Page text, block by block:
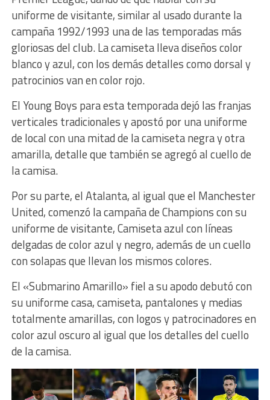
uniforme de visitante, similar al usado durante la
campaña 1992/1993 una de las temporadas más
gloriosas del club. La camiseta lleva diseños color
blanco y azul, con los demás detalles como dorsal y
patrocinios van en color rojo.
El Young Boys para esta temporada dejó las franjas
verticales tradicionales y apostó por una uniforme
de local con una mitad de la camiseta negra y otra
amarilla, detalle que también se agregó al cuello de
la camisa.
Por su parte, el Atalanta, al igual que el Manchester
United, comenzó la campaña de Champions con su
uniforme de visitante, Camiseta azul con líneas
delgadas de color azul y negro, además de un cuello
con solapas que llevan los mismos colores.
El «Submarino Amarillo» fiel a su apodo debutó con
su uniforme casa, camiseta, pantalones y medias
totalmente amarillas, con logos y patrocinadores en
color azul oscuro al igual que los detalles del cuello
de la camisa.